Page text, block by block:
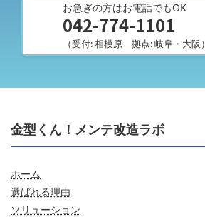
お急ぎの方はお電話でもOK
042-774-1101
（受付: 相模原 拠点: 岐阜・大阪）
金型くん！メンテ改造ラボ
ホーム
選ばれる理由
ソリューション